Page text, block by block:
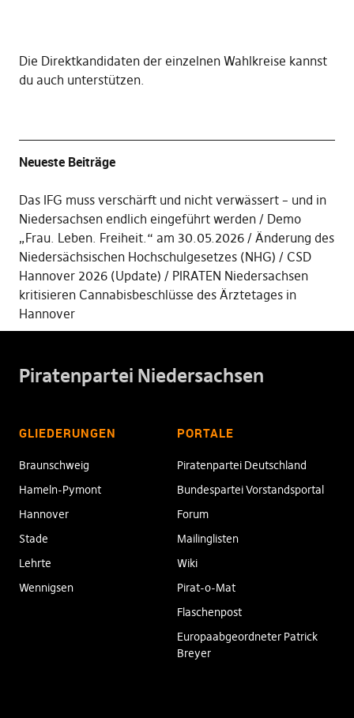
Die Direktkandidaten der einzelnen Wahlkreise kannst
du auch unterstützen.
Neueste Beiträge
Das IFG muss verschärft und nicht verwässert – und in
Niedersachsen endlich eingeführt werden
Demo
„Frau. Leben. Freiheit.“ am 30.05.2026
Änderung des
Niedersächsischen Hochschulgesetzes (NHG)
CSD
Hannover 2026 (Update)
PIRATEN Niedersachsen
kritisieren Cannabisbeschlüsse des Ärztetages in
Hannover
Piratenpartei Niedersachsen
GLIEDERUNGEN
Braunschweig
Hameln-Pymont
Hannover
Stade
Lehrte
Wennigsen
PORTALE
Piratenpartei Deutschland
Bundespartei Vorstandsportal
Forum
Mailinglisten
Wiki
Pirat-o-Mat
Flaschenpost
Europaabgeordneter Patrick
Breyer